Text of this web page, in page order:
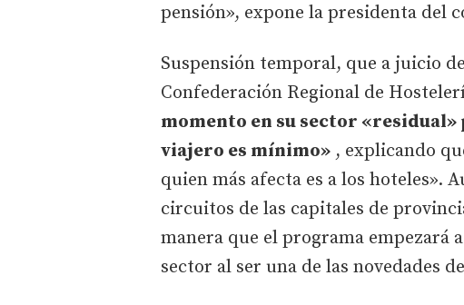
pensión», expone la presidenta del
Suspensión temporal, que a juicio
Confederación Regional de
momento en su sector
viajero es mínimo» , explicando
quien más afecta es a los hoteles».
circuitos de las capitales de
manera que el programa empezará
sector al ser una de las novedades